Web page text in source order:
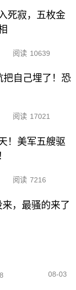
死寂，五枚金
阅读 10639
把自己埋了！恐
阅读 17021
！美军五艘驱
阅读 7216
，最骚的来了
08-03